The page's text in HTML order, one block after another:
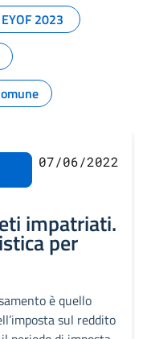
EYOF 2023
07/06/2022
impatriati.
per
è quello
sul reddito